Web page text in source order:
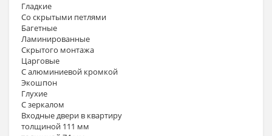
Гладкие
Со скрытыми петлями
Багетные
Ламинированные
Скрытого монтажа
Царговые
С алюминиевой кромкой
Экошпон
Глухие
С зеркалом
Входные двери в квартиру
толщиной 111 мм